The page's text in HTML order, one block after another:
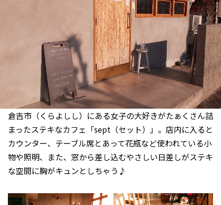
倉吉市（くらよしし）にある女子の大好きがたぁくさん詰
まったステキなカフェ「sept（セット）」。店内に入ると
カウンター、テーブル席とあって花瓶など使われている小
物や照明、また、窓から差し込むやさしい日差しがステキ
な空間に胸がキュンとしちゃう♪